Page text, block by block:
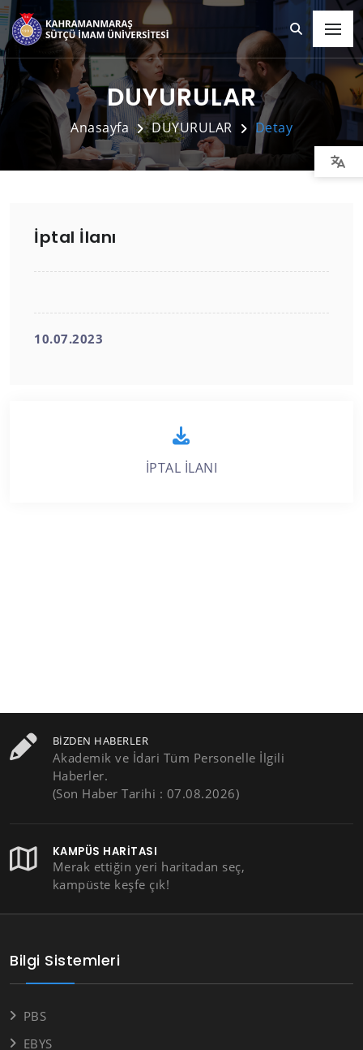
DUYURULAR
Anasayfa DUYURULAR Detay
İptal İlanı
10.07.2023
İPTAL İLANI
BIZDEN HABERLER
Akademik ve İdari Tüm Personelle İlgili
Haberler.
(Son Haber Tarihi : 07.08.2026)
KAMPÜS HARITASI
Merak ettiğin yeri haritadan seç,
kampüste keşfe çık!
Bilgi Sistemleri
PBS
EBYS